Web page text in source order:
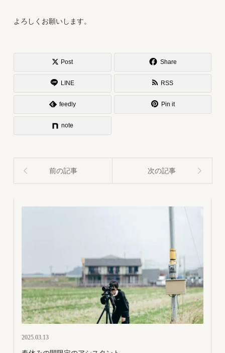
よろしくお願いします。
Post Share
LINE RSS
feedly Pin it
note
前の記事 次の記事
2025.03.13